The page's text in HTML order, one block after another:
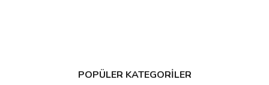
POPÜLER KATEGORİLER